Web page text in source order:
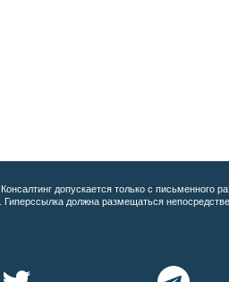
допускается только с письменного
должна размещаться